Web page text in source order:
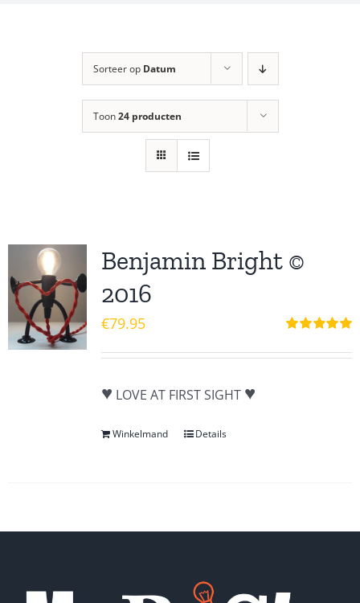
Sorteer op Datum
Toon24 producten
Benjamin Bright ©
2016
5.00uit 5
€79.95
♥ LOVE AT FIRST SIGHT ♥
Winkelmand Details